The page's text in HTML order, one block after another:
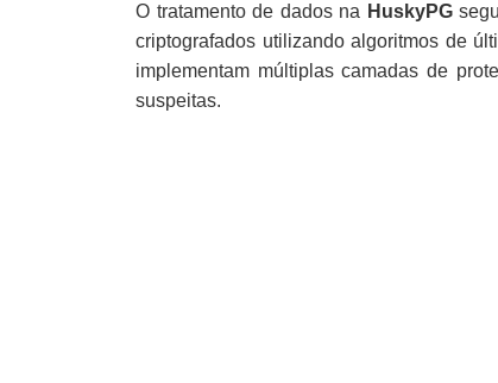
O tratamento de dados na HuskyPG
criptografados utilizando algoritmos de
implementam múltiplas camadas de
suspeitas.